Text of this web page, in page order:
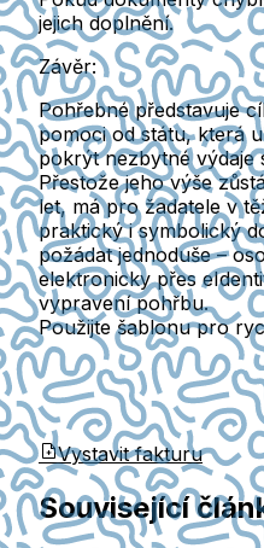
jejich doplnění.
Závěr:
Pohřebné představuje
pomoci od státu, která
pokrýt nezbytné výdaje
Přestože jeho výše
let, má pro žadatele v
praktický i symbolický
požádat jednoduše –
elektronicky přes
vypravení pohřbu.
Použijte šablonu pro
Vystavit fakturu
Související